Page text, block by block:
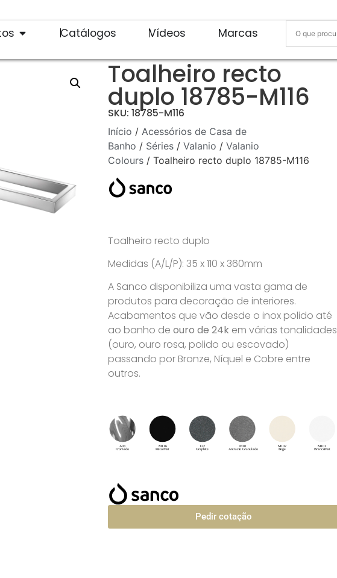
Catálogos Vídeos Marcas
Toalheiro recto
duplo 18785-M116
SKU: 18785-M116
Início / Acessórios de Casa de
Banho / Séries/ Valanio / Valanio
Colours/ Toalheiro recto duplo 18785-M116
Toalheiro recto duplo
Medidas (A/L/P): 35 x 110 x 360mm
A Sanco disponibiliza uma vasta gama de
produtos para decoração de interiores.
Acabamentos que vão desde o inox polido até
ao banho de ouro de 24kem várias tonalidades
(ouro, ouro rosa, polido ou escovado)
passando por Bronze, Níquel e Cobre entre
outros.
Pedir cotação